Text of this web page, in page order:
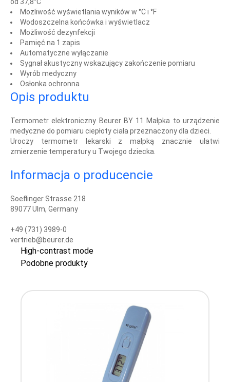
od 37,8°C
Możliwość wyświetlania wyników w °C i °F
Wodoszczelna końcówka i wyświetlacz
Możliwość dezynfekcji
Pamięć na 1 zapis
Automatyczne wyłączanie
Sygnał akustyczny wskazujący zakończenie pomiaru
Wyrób medyczny
Osłonka ochronna
Opis produktu
Termometr elektroniczny Beurer BY 11 Małpka to urządzenie
medyczne do pomiaru ciepłoty ciała przeznaczony dla dzieci.
Uroczy termometr lekarski z małpką znacznie ułatwi
zmierzenie temperatury u Twojego dziecka.
Informacja o producencie
Soeflinger Strasse 218
89077 Ulm, Germany
+49 (731) 3989-0
vertrieb@beurer.de
High-contrast mode
Podobne produkty